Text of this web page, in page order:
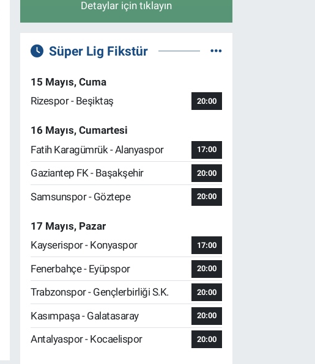
Detaylar için tıklayın
Süper Lig Fikstür
15 Mayıs, Cuma
Rizespor - Beşiktaş
20:00
16 Mayıs, Cumartesi
Fatih Karagümrük - Alanyaspor
17:00
Gaziantep FK - Başakşehir 20:00
Samsunspor - Göztepe 20:00
17 Mayıs, Pazar
Kayserispor - Konyaspor
17:00
Fenerbahçe - Eyüpspor 20:00
Trabzonspor - Gençlerbirliği S.K. 20:00
Kasımpaşa - Galatasaray 20:00
Antalyaspor - Kocaelispor 20:00